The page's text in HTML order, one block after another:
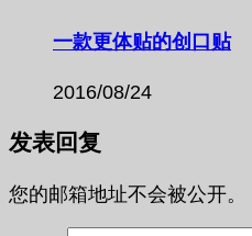
一款更体贴的创口贴
2016/08/24
发表回复
您的邮箱地址不会被公开。